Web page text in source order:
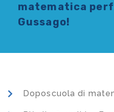
matematica
Gussago!
Doposcuola di